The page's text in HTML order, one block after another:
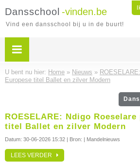
Dansschool -vinden.be
Vind een dansschool bij u in de buurt!
U bent nu hier: Home » Nieuws »
Europese titel Ballet en zilver Modern
ROESELARE: Ndigo
titel Ballet en zilver Modern
Datum: 30-06-2026 15:32 | Bron: | Mandelnieuws
LEES VERDER